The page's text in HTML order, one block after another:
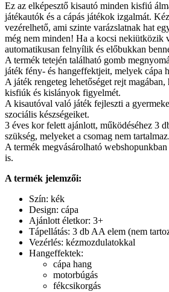
Ez az elképesztő kisautó minden kisfiú
játékautók és a cápás játékok izgalmát.
vezérelhető, ami szinte varázslatnak hat
még nem minden! Ha a kocsi nekiütközik
automatikusan felnyílik és előbukkan
A termék tetején található gomb
játék fény- és hangeffektjeit, melyek cápa
A játék rengeteg lehetőséget rejt
kisfiúk és kislányok figyelmét.
A kisautóval való játék fejleszti a
szociális készségeiket.
3 éves kor felett ajánlott, működéséhez 3
szükség, melyeket a csomag nem tartalmaz.
A termék megvásárolható
is.
A termék jelemzői:
Szín: kék
Design: cápa
Ajánlott életkor: 3+
Tápellátás: 3 db AA elem (nem
Vezérlés: kézmozdulatokkal
Hangeffektek:
cápa hang
motorbúgás
fékcsikorgás